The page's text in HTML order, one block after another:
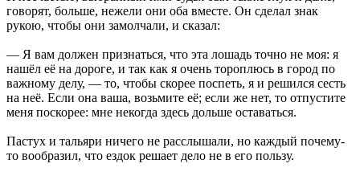
говорят, больше, нежели они оба вместе. Он сделал знак
рукою, чтобы они замолчали, и сказал:
— Я вам должен признаться, что эта лошадь точно не моя: я
нашёл её на дороге, и так как я очень тороплюсь в город по
важному делу, — то, чтобы скорее поспеть, я и решился сесть
на неё. Если она ваша, возьмите её; если же нет, то отпустите
меня поскорее: мне некогда здесь дольше оставаться.
Пастух и тальяри ничего не расслышали, но каждый почему-
то вообразил, что ездок решает дело не в его пользу.